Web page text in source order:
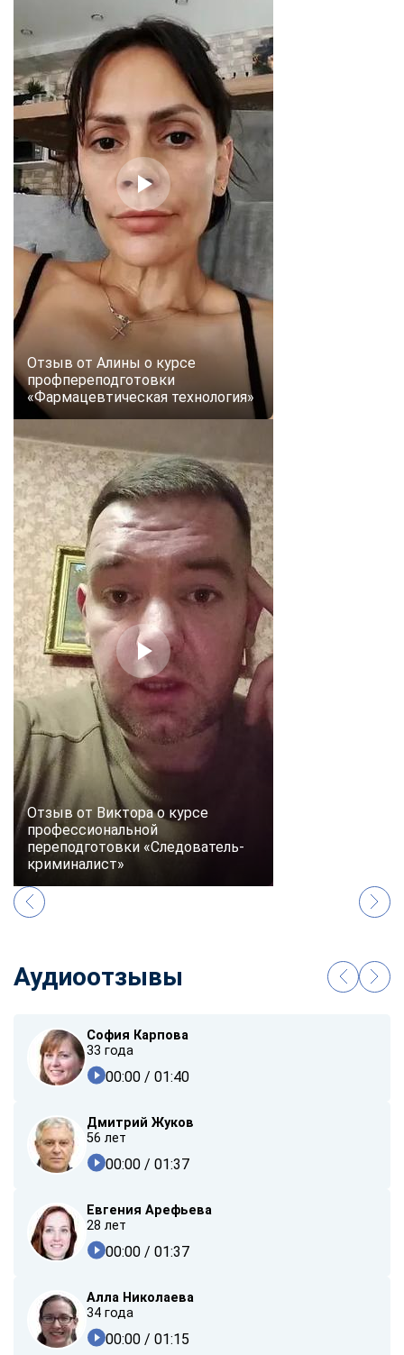
Отзыв от Алины о курсе
профпереподготовки
«Фармацевтическая технология»
Отзыв от Виктора о курсе
профессиональной
переподготовки «Следователь-
криминалист»
Аудиоотзывы
София Карпова
33 года
00:00 / 01:40
Дмитрий Жуков
56 лет
00:00 / 01:37
Евгения Арефьева
28 лет
00:00 / 01:37
Алла Николаева
34 года
00:00 / 01:15